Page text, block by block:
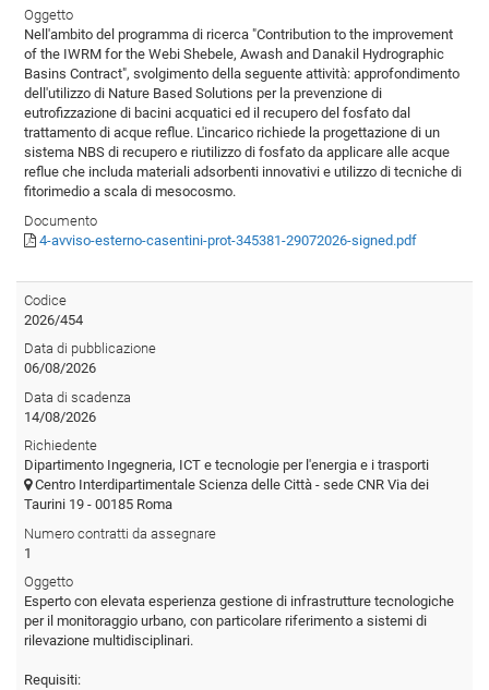
Oggetto
Nell'ambito del programma di ricerca "Contribution to the improvement
of the IWRM for the Webi Shebele, Awash and Danakil Hydrographic
Basins Contract", svolgimento della seguente attività: approfondimento
dell'utilizzo di Nature Based Solutions per la prevenzione di
eutrofizzazione di bacini acquatici ed il recupero del fosfato dal
trattamento di acque reflue. L'incarico richiede la progettazione di un
sistema NBS di recupero e riutilizzo di fosfato da applicare alle acque
reflue che includa materiali adsorbenti innovativi e utilizzo di tecniche di
fitorimedio a scala di mesocosmo.
Documento
4-avviso-esterno-casentini-prot-345381-29072026-signed.pdf
Codice
2026/454
Data di pubblicazione
06/08/2026
Data di scadenza
14/08/2026
Richiedente
Dipartimento Ingegneria, ICT e tecnologie per l'energia e i trasporti
Centro Interdipartimentale Scienza delle Città - sede CNR Via dei
Taurini 19 - 00185 Roma
Numero contratti da assegnare
1
Oggetto
Esperto con elevata esperienza gestione di infrastrutture tecnologiche
per il monitoraggio urbano, con particolare riferimento a sistemi di
rilevazione multidisciplinari.
Requisiti: